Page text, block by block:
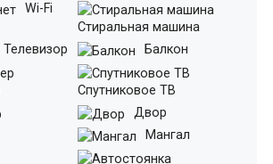
Wi-Fi
Телевизор
Стиральная машина
Балкон
Спутниковое ТВ
Двор
Мангал